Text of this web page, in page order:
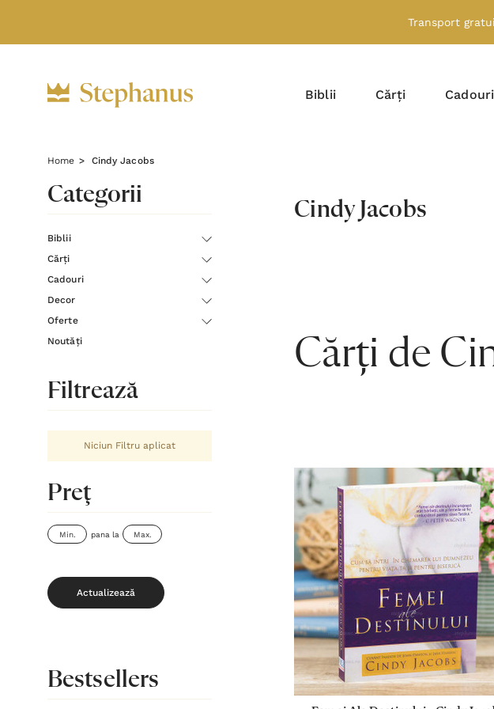
Transport
Biblii Cărți Cadouri
Home Cindy Jacobs
Categorii
Biblii
Cărți
Cadouri
Decor
Oferte
Noutăți
Filtrează
Niciun Filtru aplicat
Preţ
pana la
Actualizează
Bestsellers
Cindy Jacobs
Cărți de